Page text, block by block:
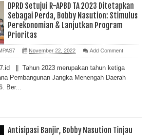
DPRD Setujui R-APBD TA 2023 Ditetapkan
Sebagai Perda, Bobby Nasution: Stimulus
Perekonomian & Lanjutkan Program
Prioritas
November 22, 2022 Add Comment
|| Tahun 2023 merupakan tahun ketiga
Pembangunan Jangka Menengah Daerah
Ber...
Antisipasi Banjir, Bobby Nasution Tinjau